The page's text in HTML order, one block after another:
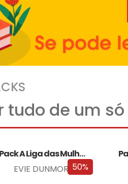
tudo de um só
50%
Pack A Liga das Mulheres Extraordinárias
EVIE DUNMORE